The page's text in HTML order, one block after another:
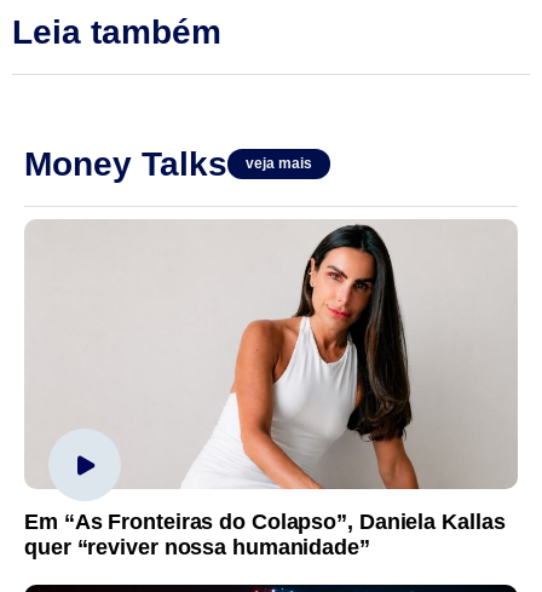
Leia também
Money Talks veja mais
Em “As Fronteiras do Colapso”, Daniela Kallas
quer “reviver nossa humanidade”